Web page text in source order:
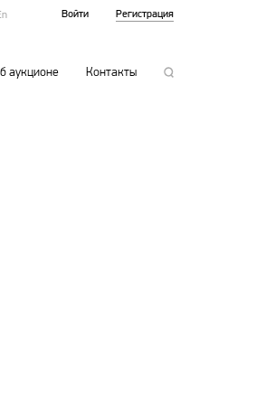
Войти Регистрация
аукционе Контакты